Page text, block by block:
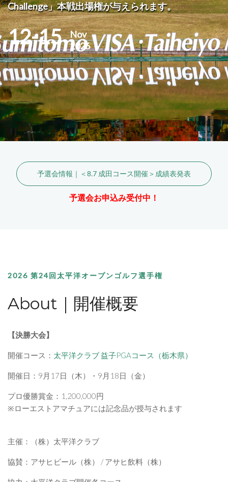
Challenge」本戦出場権が与えられます。
12-15
Nov
2026
予選会情報｜＜8.7 成田コース開催＞成績表発表
予選会お申込み受付中！
2026 第24回太平洋オープンゴルフ選手権
About｜開催概要
【決勝大会】
開催コース： 太平洋クラブ 益子PGAコース（栃木県）
開催日：9月17日（木）・9月18日（金）
プロ優勝賞金：1,200,000円
※ローエストアマチュアには記念品が授与されます
主催：（株）太平洋クラブ
協賛：アサヒビール（株） / アサヒ飲料（株）